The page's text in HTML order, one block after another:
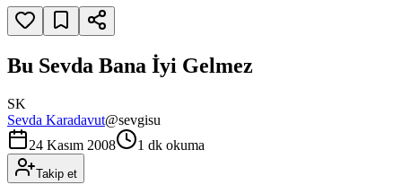
Bu Sevda Bana İyi Gelmez
SK
Sevda Karadavut@sevgisu
24 Kasım 2008
1 dk okuma
Takip et